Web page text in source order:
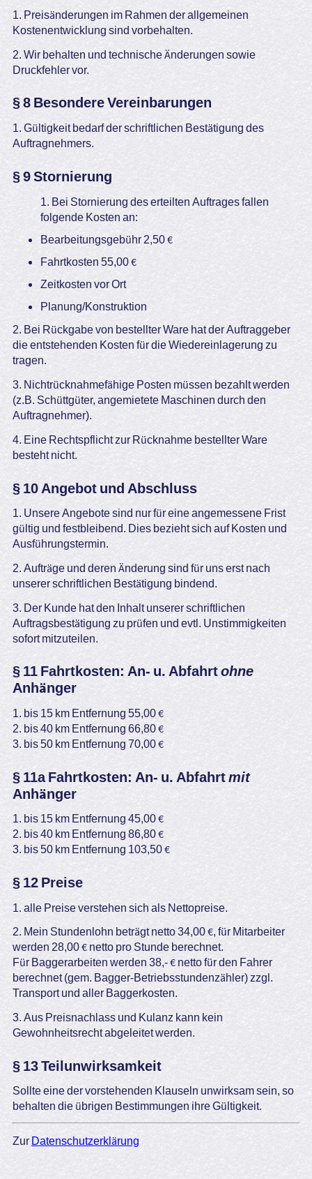
1. Preisänderungen im Rahmen der allgemeinen
Kostenentwicklung sind vorbehalten.
2. Wir behalten und technische Änderungen sowie
Druckfehler vor.
§ 8 Besondere Vereinbarungen
1. Gültigkeit bedarf der schriftlichen Bestätigung des
Auftragnehmers.
§ 9 Stornierung
1. Bei Stornierung des erteilten Auftrages fallen
folgende Kosten an:
Bearbeitungsgebühr 2,50 €
Fahrtkosten 55,00 €
Zeitkosten vor Ort
Planung/Konstruktion
2. Bei Rückgabe von bestellter Ware hat der Auftraggeber
die entstehenden Kosten für die Wiedereinlagerung zu
tragen.
3. Nichtrücknahmefähige Posten müssen bezahlt werden
(z.B. Schüttgüter, angemietete Maschinen durch den
Auftragnehmer).
4. Eine Rechtspflicht zur Rücknahme bestellter Ware
besteht nicht.
§ 10 Angebot und Abschluss
1. Unsere Angebote sind nur für eine angemessene Frist
gültig und festbleibend. Dies bezieht sich auf Kosten und
Ausführungstermin.
2. Aufträge und deren Änderung sind für uns erst nach
unserer schriftlichen Bestätigung bindend.
3. Der Kunde hat den Inhalt unserer schriftlichen
Auftragsbestätigung zu prüfen und evtl. Unstimmigkeiten
sofort mitzuteilen.
§ 11 Fahrtkosten: An- u. Abfahrtohne
Anhänger
1. bis 15 km Entfernung 55,00 €
2. bis 40 km Entfernung 66,80 €
3. bis 50 km Entfernung 70,00 €
§ 11a Fahrtkosten: An- u. Abfahrtmit
Anhänger
1. bis 15 km Entfernung 45,00 €
2. bis 40 km Entfernung 86,80 €
3. bis 50 km Entfernung 103,50 €
§ 12 Preise
1. alle Preise verstehen sich als Nettopreise.
2. Mein Stundenlohn beträgt netto 34,00 €, für Mitarbeiter
werden 28,00 € netto pro Stunde berechnet.
Für Baggerarbeiten werden 38,- € netto für den Fahrer
berechnet (gem. Bagger-Betriebsstundenzähler) zzgl.
Transport und aller Baggerkosten.
3. Aus Preisnachlass und Kulanz kann kein
Gewohnheitsrecht abgeleitet werden.
§ 13 Teilunwirksamkeit
Sollte eine der vorstehenden Klauseln unwirksam sein, so
behalten die übrigen Bestimmungen ihre Gültigkeit.
ZurDatenschutzerklärung